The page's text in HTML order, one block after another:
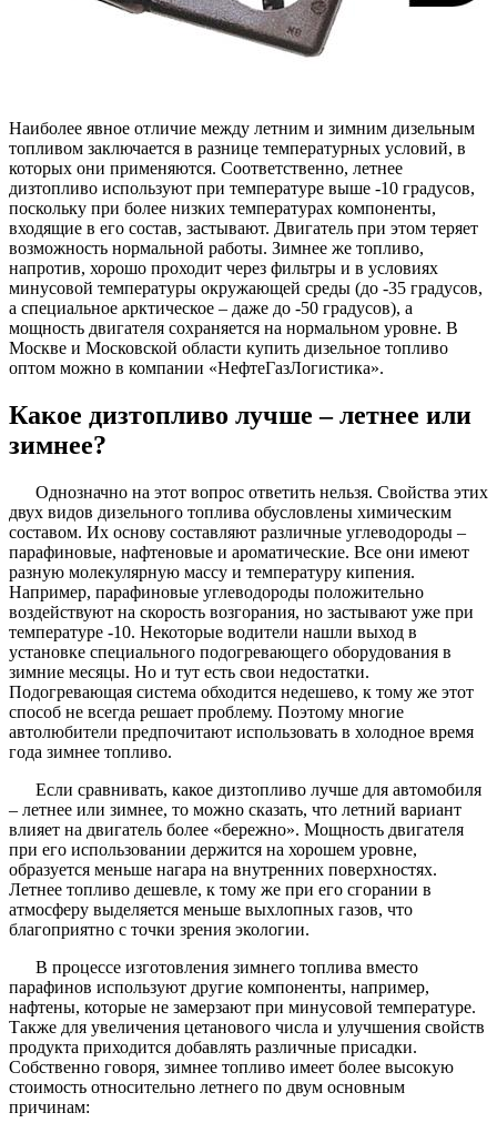
Наиболее явное отличие между летним и зимним дизельным
топливом заключается в разнице температурных условий, в
которых они применяются. Соответственно, летнее
дизтопливо используют при температуре выше -10 градусов,
поскольку при более низких температурах компоненты,
входящие в его состав, застывают. Двигатель при этом теряет
возможность нормальной работы. Зимнее же топливо,
напротив, хорошо проходит через фильтры и в условиях
минусовой температуры окружающей среды (до -35 градусов,
а специальное арктическое – даже до -50 градусов), а
мощность двигателя сохраняется на нормальном уровне. В
Москве и Московской области купить дизельное топливо
оптом можно в компании «НефтеГазЛогистика».
Какое дизтопливо лучше – летнее или
зимнее?
Однозначно на этот вопрос ответить нельзя. Свойства этих
двух видов дизельного топлива обусловлены химическим
составом. Их основу составляют различные углеводороды –
парафиновые, нафтеновые и ароматические. Все они имеют
разную молекулярную массу и температуру кипения.
Например, парафиновые углеводороды положительно
воздействуют на скорость возгорания, но застывают уже при
температуре -10. Некоторые водители нашли выход в
установке специального подогревающего оборудования в
зимние месяцы. Но и тут есть свои недостатки.
Подогревающая система обходится недешево, к тому же этот
способ не всегда решает проблему. Поэтому многие
автолюбители предпочитают использовать в холодное время
года зимнее топливо.
Если сравнивать, какое дизтопливо лучше для автомобиля
– летнее или зимнее, то можно сказать, что летний вариант
влияет на двигатель более «бережно». Мощность двигателя
при его использовании держится на хорошем уровне,
образуется меньше нагара на внутренних поверхностях.
Летнее топливо дешевле, к тому же при его сгорании в
атмосферу выделяется меньше выхлопных газов, что
благоприятно с точки зрения экологии.
В процессе изготовления зимнего топлива вместо
парафинов используют другие компоненты, например,
нафтены, которые не замерзают при минусовой температуре.
Также для увеличения цетанового числа и улучшения свойств
продукта приходится добавлять различные присадки.
Собственно говоря, зимнее топливо имеет более высокую
стоимость относительно летнего по двум основным
причинам: